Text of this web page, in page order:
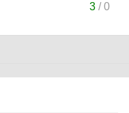
3/0